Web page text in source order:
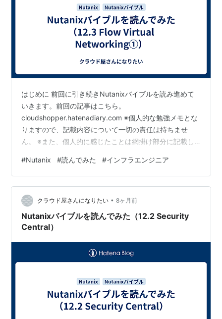
はじめに 前回に引き続きNutanixバイブルを読み進めて
いきます。前回の記事はこちら。
cloudshopper.hatenadiary.com ※個人的な勉強メモとな
りますので、記載内容について一切の責任は持ちませ
ん。 ※また、個人的に感じたことは網掛け部分に記載し
(日本語版)を読んで内容をまとめてみる。 ・本記事の対
象は、「Network Services」-「12.3 Flow Virtual
Networking」の前半部分。 Flow Virtual Networkingの概
要 概要： 物理ネットワークから切り離さ…
#Nutanix #読んでみた #インフラエンジニア
クラウド屋さんになりたい • 8ヶ月前
Nutanixバイブルを読んでみた（12.2 Security
Central）